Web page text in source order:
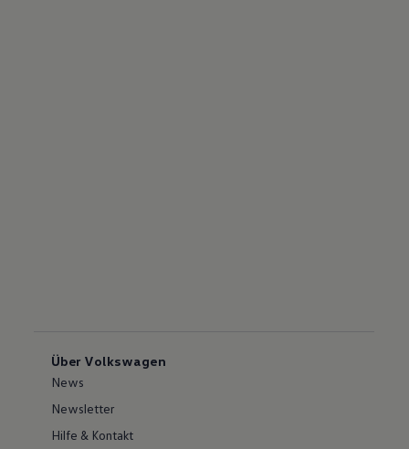
Über Volkswagen
News
Newsletter
Hilfe & Kontakt